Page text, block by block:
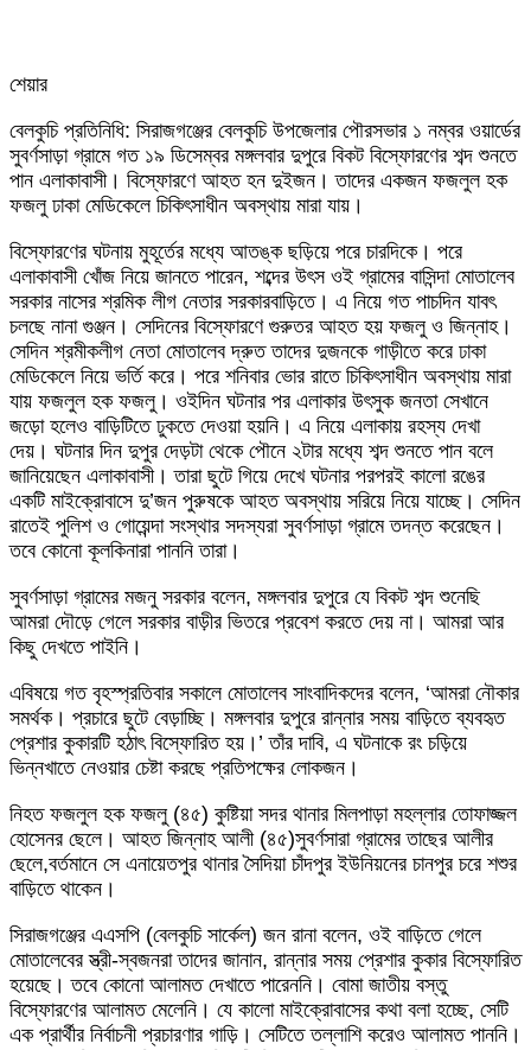
শেয়ার
via
Email
বেলকুচি প্রতিনিধি: সিরাজগঞ্জের বেলকুচি উপজেলার পৌরসভার ১ নম্বর ওয়ার্ডের
সুবর্ণসাড়া গ্রামে গত ১৯ ডিসেম্বর মঙ্গলবার দুপুরে বিকট বিস্ফোরণের শব্দ শুনতে
পান এলাকাবাসী। বিস্ফোরণে আহত হন দুইজন। তাদের একজন ফজলুল হক
ফজলু ঢাকা মেডিকেলে চিকিৎসাধীন অবস্থায় মারা যায়।
বিস্ফোরণের ঘটনায় মুহূর্তের মধ্যে আতঙ্ক ছড়িয়ে পরে চারদিকে। পরে
এলাকাবাসী খোঁজ নিয়ে জানতে পারেন, শব্দের উৎস ওই গ্রামের বাসিন্দা মোতালেব
সরকার নাসের শ্রমিক লীগ নেতার সরকারবাড়িতে। এ নিয়ে গত পাচদিন যাবৎ
চলছে নানা গুঞ্জন। সেদিনের বিস্ফোরণে গুরুতর আহত হয় ফজলু ও জিন্নাহ।
সেদিন শ্রমীকলীগ নেতা মোতালেব দ্রুত তাদের দুজনকে গাড়ীতে করে ঢাকা
মেডিকেলে নিয়ে ভর্তি করে। পরে শনিবার ভোর রাতে চিকিৎসাধীন অবস্থায় মারা
যায় ফজলুল হক ফজলু। ওইদিন ঘটনার পর এলাকার উৎসুক জনতা সেখানে
জড়ো হলেও বাড়িটিতে ঢুকতে দেওয়া হয়নি। এ নিয়ে এলাকায় রহস্য দেখা
দেয়। ঘটনার দিন দুপুর দেড়টা থেকে পৌনে ২টার মধ্যে শব্দ শুনতে পান বলে
জানিয়েছেন এলাকাবাসী। তারা ছুটে গিয়ে দেখে ঘটনার পরপরই কালো রঙের
একটি মাইক্রোবাসে দু’জন পুরুষকে আহত অবস্থায় সরিয়ে নিয়ে যাচ্ছে। সেদিন
রাতেই পুলিশ ও গোয়েন্দা সংস্থার সদস্যরা সুবর্ণসাড়া গ্রামে তদন্ত করেছেন।
তবে কোনো কূলকিনারা পাননি তারা।
সুবর্ণসাড়া গ্রামের মজনু সরকার বলেন, মঙ্গলবার দুপুরে যে বিকট শব্দ শুনেছি
আমরা দৌড়ে গেলে সরকার বাড়ীর ভিতরে প্রবেশ করতে দেয় না। আমরা আর
কিছু দেখতে পাইনি।
এবিষয়ে গত বৃহস্প্রতিবার সকালে মোতালেব সাংবাদিকদের বলেন, ‘আমরা নৌকার
সমর্থক। প্রচারে ছুটে বেড়াচ্ছি। মঙ্গলবার দুপুরে রান্নার সময় বাড়িতে ব্যবহৃত
প্রেশার কুকারটি হঠাৎ বিস্ফোরিত হয়।’ তাঁর দাবি, এ ঘটনাকে রং চড়িয়ে
ভিন্নখাতে নেওয়ার চেষ্টা করছে প্রতিপক্ষের লোকজন।
নিহত ফজলুল হক ফজলু (৪৫) কুষ্টিয়া সদর থানার মিলপাড়া মহল্লার তোফাজ্জল
হোসেনর ছেলে। আহত জিন্নাহ আলী (৪৫)সুবর্ণসারা গ্রামের তাছের আলীর
ছেলে,বর্তমানে সে এনায়েতপুর থানার সৈদিয়া চাঁদপুর ইউনিয়নের চানপুর চরে শশুর
বাড়িতে থাকেন।
সিরাজগঞ্জের এএসপি (বেলকুচি সার্কেল) জন রানা বলেন, ওই বাড়িতে গেলে
মোতালেবের স্ত্রী-স্বজনরা তাদের জানান, রান্নার সময় প্রেশার কুকার বিস্ফোরিত
হয়েছে। তবে কোনো আলামত দেখাতে পারেননি। বোমা জাতীয় বস্তু
বিস্ফোরণের আলামত মেলেনি। যে কালো মাইক্রোবাসের কথা বলা হচ্ছে, সেটি
এক প্রার্থীর নির্বাচনী প্রচারণার গাড়ি। সেটিতে তল্লাশি করেও আলামত পাননি।